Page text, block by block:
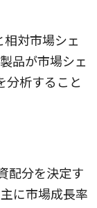
相対市場シェ
品が市場シェ
分析すること
配分を決定す
に市場成長率